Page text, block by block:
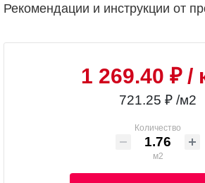
Рекомендации и инструкции от
1 269.40 ₽/
721.25 ₽ /м2
Количество
м2